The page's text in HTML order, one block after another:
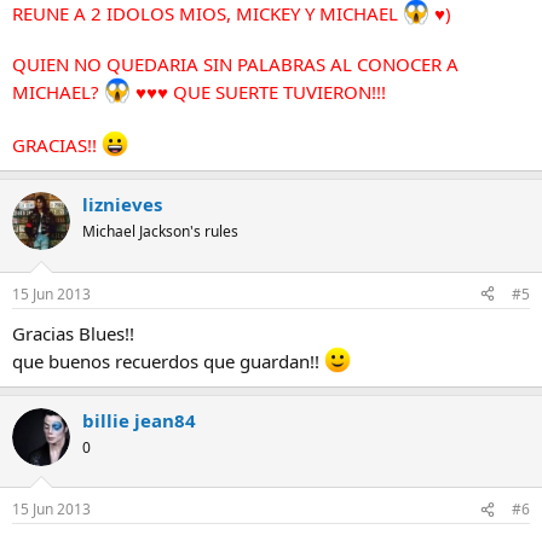
REUNE A 2 IDOLOS MIOS, MICKEY Y MICHAEL
♥)
QUIEN NO QUEDARIA SIN PALABRAS AL CONOCER A
MICHAEL?
♥♥♥ QUE SUERTE TUVIERON!!!
GRACIAS!!
liznieves
Michael Jackson's rules
15 Jun 2013 #5
Gracias Blues!!
que buenos recuerdos que guardan!!
billie jean84
0
15 Jun 2013 #6